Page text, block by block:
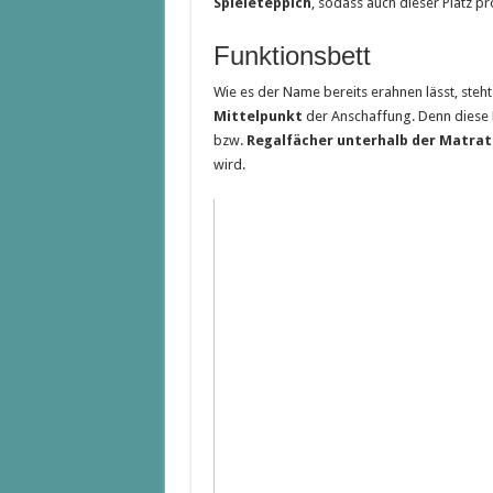
Funktionsbett
Wie es der Name bereits erahnen lässt,
Mittelpunkt der Anschaffung. Denn
bzw. Regalfächer unterhalb der
wird.